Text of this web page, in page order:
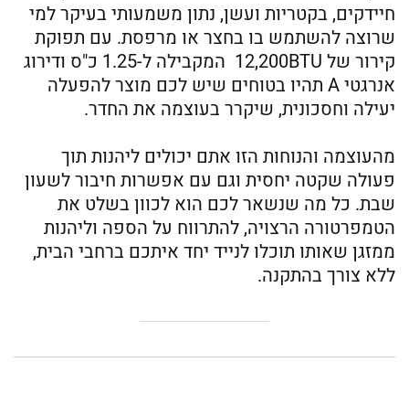
חיידקים, בקטריות ועשן, נתון משמעותי בעיקר למי
שרוצה להשתמש בו בחצר או מרפסת. עם תפוקת
קירור של 12,200BTU המקבילה ל-1.25 כ"ס ודירוג
אנרגטי A תהיו בטוחים שיש לכם מוצר להפעלה
יעילה וחסכונית, שיקרר בעוצמה את החדר.
מהעוצמה והנוחות הזו אתם יכולים ליהנות תוך
פעולה שקטה יחסית וגם עם אפשרות חיבור לשעון
שבת. כל מה שנשאר לכם הוא לכוון בשלט את
הטמפרטורה הרצויה, להתרווח על הספה וליהנות
ממזגן שאותו תוכלו לנייד יחד איתכם ברחבי הבית,
ללא צורך בהתקנה.